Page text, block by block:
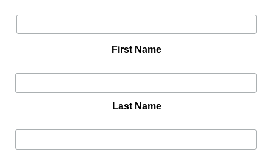
First Name
Last Name